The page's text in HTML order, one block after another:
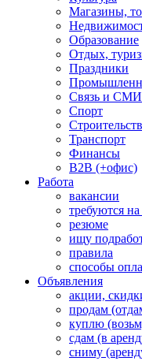
Магазины,
Образование
Отдых,
Праздники
Связь и СМИ
Спорт
Транспорт
Финансы
B2B (+офис)
Работа
вакансии
требуются
резюме
ищу
правила
способы
Объявления
акции,
продам
куплю
сдам (в
сниму